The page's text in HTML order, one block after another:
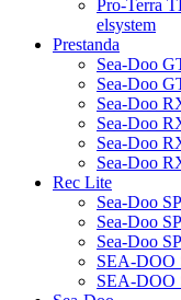
Pro-Terra
elsystem
Prestanda
Sea-Doo
Sea-Doo
Sea-Doo
Sea-Doo
Sea-Doo
Sea-Doo
Rec Lite
Sea-Doo
Sea-Doo
Sea-Doo
SEA-
SEA-